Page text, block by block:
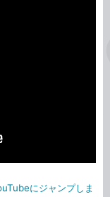
にジャンプしま